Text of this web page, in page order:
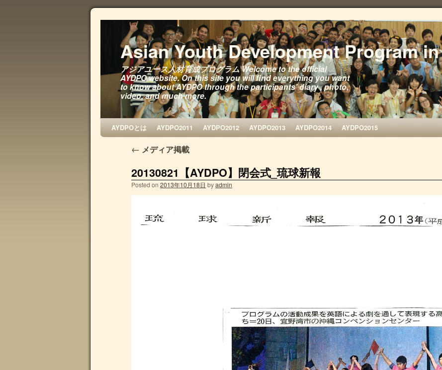
Asian Youth Development Program
アジアユース人材育成プログラム Welcome to the official
AYDPO website. On this site you will find everything you want
to know about AYDPO through the participants' diary , photo,
video, and much more.
AYDPOとは AYDPO2011 AYDPO2012 AYDPO2013 AYDPO2014 AYDPO2015
← メディア掲載
20130821【AYDPO】閉会式_琉球新報
Posted on 2013年10月18日 byadmin